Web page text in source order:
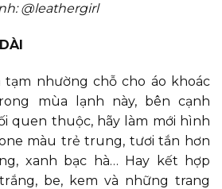
@leathergirl
tạm nhường chỗ cho áo khoác
mùa lạnh này, bên cạnh
quen thuộc, hãy làm mới hình
màu trẻ trung, tươi tắn hơn
xanh bạc hà… Hay kết hợp
be, kem và những trang